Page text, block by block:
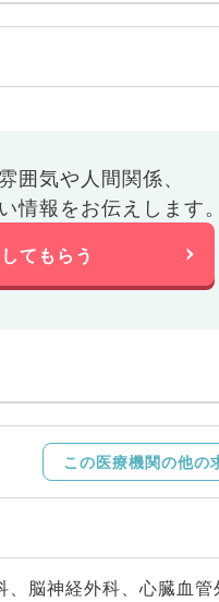
囲気や人間関係、
情報をお伝えします。
てもらう
この医療機関の他の
脳神経外科、心臓血管